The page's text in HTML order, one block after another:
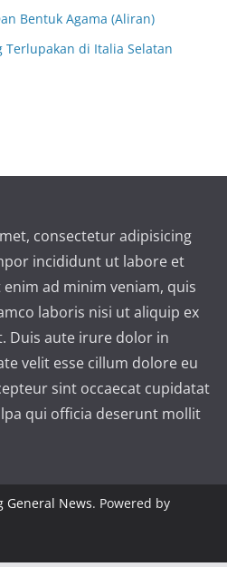
Bentuk Agama (Aliran)
Terlupakan di Italia Selatan
consectetur adipisicing
incididunt ut labore et
ad minim veniam, quis
laboris nisi ut aliquip ex
Duis aute irure dolor in
velit esse cillum dolore eu
sint occaecat cupidatat
qui officia deserunt mollit
General News. Powered by